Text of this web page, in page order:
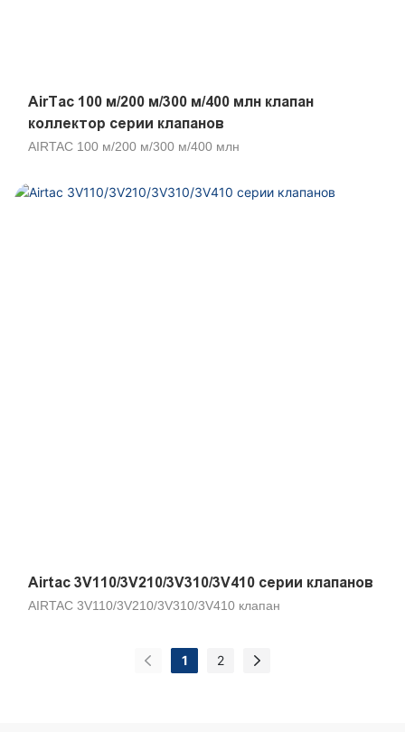
AirTac 100 м/200 м/300 м/400 млн клапан
коллектор серии клапанов
AIRTAC 100 м/200 м/300 м/400 млн
Airtac 3V110/3V210/3V310/3V410 серии клапанов
AIRTAC 3V110/3V210/3V310/3V410 клапан
1 2